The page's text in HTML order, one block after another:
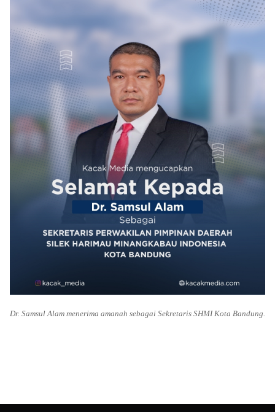
Dr. Samsul Alam menerima amanah sebagai Sekretaris SHMI Kota Bandung.